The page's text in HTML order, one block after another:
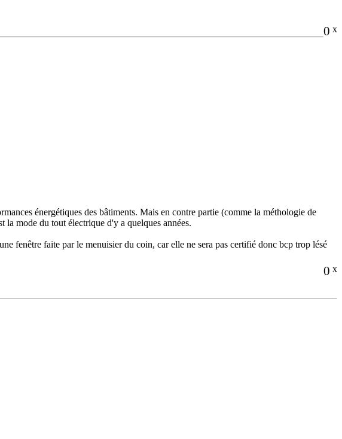
0 x
énergétiques des bâtiments. Mais en contre partie (comme la méthologie de
mode du tout électrique d'y a quelques années.
fenêtre faite par le menuisier du coin, car elle ne sera pas certifié donc bcp trop lésé
0 x